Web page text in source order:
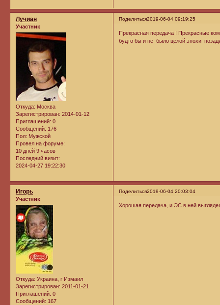
Поделиться2019-06-04 09:19:25
Лучиан
Участник
Откуда: Москва
Зарегистрирован: 2014-01-12
Приглашений: 0
Сообщений: 176
Пол: Мужской
Провел на форуме:
10 дней 9 часов
Последний визит:
2024-04-27 19:22:30
Прекрасная передача ! Прекрасные
будто бы и не было целой эпохи
Поделиться2019-06-04 20:03:04
Игорь
Участник
Откуда: Украина, г Измаил
Зарегистрирован: 2011-01-21
Приглашений: 0
Сообщений: 167
Хорошая передача, и ЭС в ней